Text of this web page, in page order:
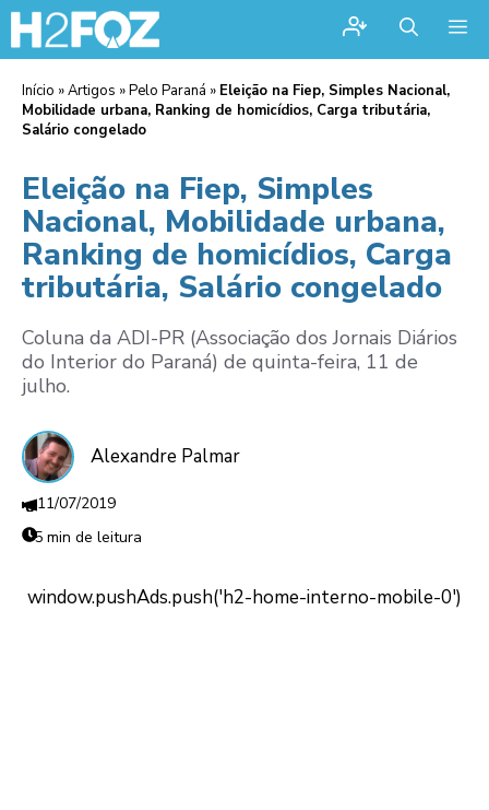
Início »Artigos »Pelo Paraná » Eleição na Fiep, Simples Nacional,
Mobilidade urbana, Ranking de homicídios, Carga tributária,
Salário congelado
Eleição na Fiep, Simples
Nacional, Mobilidade urbana,
Ranking de homicídios, Carga
tributária, Salário congelado
Coluna da ADI-PR (Associação dos Jornais Diários
do Interior do Paraná) de quinta-feira, 11 de
julho.
Alexandre Palmar
11/07/2019
5 min de leitura